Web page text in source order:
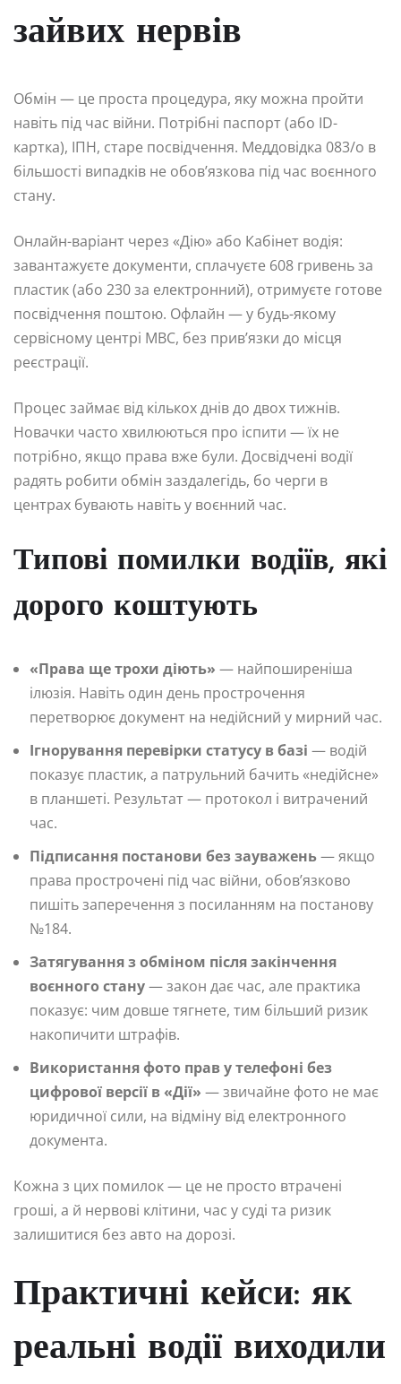
зайвих нервів
Обмін — це проста процедура, яку можна пройти
навіть під час війни. Потрібні паспорт (або ID-
картка), ІПН, старе посвідчення. Меддовідка 083/о в
більшості випадків не обов’язкова під час воєнного
стану.
Онлайн-варіант через «Дію» або Кабінет водія:
завантажуєте документи, сплачуєте 608 гривень за
пластик (або 230 за електронний), отримуєте готове
посвідчення поштою. Офлайн — у будь-якому
сервісному центрі МВС, без прив’язки до місця
реєстрації.
Процес займає від кількох днів до двох тижнів.
Новачки часто хвилюються про іспити — їх не
потрібно, якщо права вже були. Досвідчені водії
радять робити обмін заздалегідь, бо черги в
центрах бувають навіть у воєнний час.
Типові помилки водіїв, які
дорого коштують
«Права ще трохи діють» — найпоширеніша
ілюзія. Навіть один день прострочення
перетворює документ на недійсний у мирний час.
Ігнорування перевірки статусу в базі — водій
показує пластик, а патрульний бачить «недійсне»
в планшеті. Результат — протокол і витрачений
час.
Підписання постанови без зауважень— якщо
права прострочені під час війни, обов’язково
пишіть заперечення з посиланням на постанову
№184.
Затягування з обміном після закінчення
воєнного стану— закон дає час, але практика
показує: чим довше тягнете, тим більший ризик
накопичити штрафів.
Використання фото прав у телефоні без
цифрової версії в «Дії» — звичайне фото не має
юридичної сили, на відміну від електронного
документа.
Кожна з цих помилок — це не просто втрачені
гроші, а й нервові клітини, час у суді та ризик
залишитися без авто на дорозі.
Практичні кейси: як
реальні водії виходили